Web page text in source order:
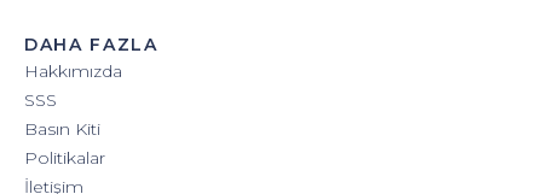
DAHA FAZLA
Hakkımızda
SSS
Basın Kiti
Politikalar
İletişim